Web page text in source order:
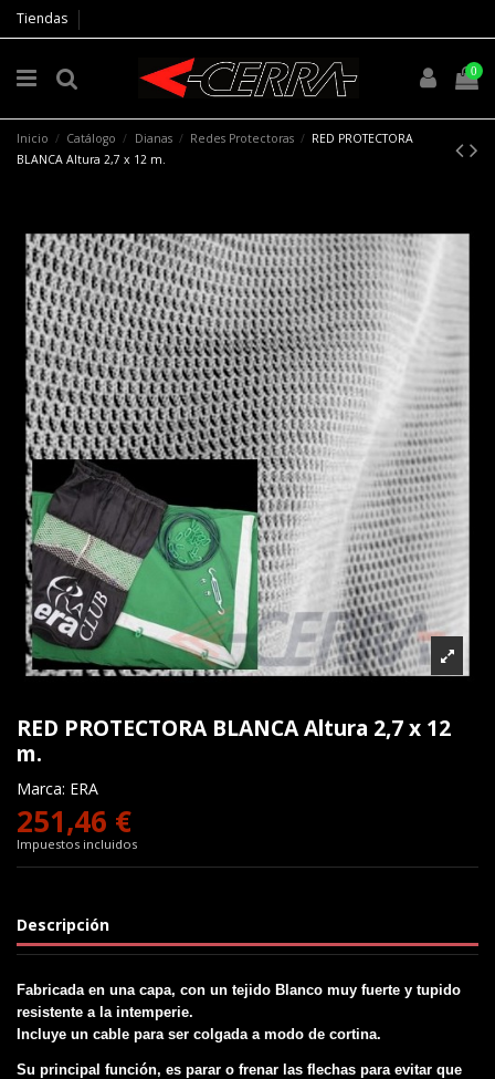
Tiendas
0
Inicio Catálogo Dianas Redes Protectoras
RED PROTECTORA
BLANCA Altura 2,7 x 12 m.
RED PROTECTORA BLANCA Altura 2,7 x 12
m.
Marca: ERA
251,46 €
Impuestos incluidos
Descripción
Fabricada en una capa, con un tejido Blanco muy fuerte y tupido
resistente a la intemperie.
Incluye un cable para ser colgada a modo de cortina.
Su principal función, es parar o frenar las flechas para evitar que